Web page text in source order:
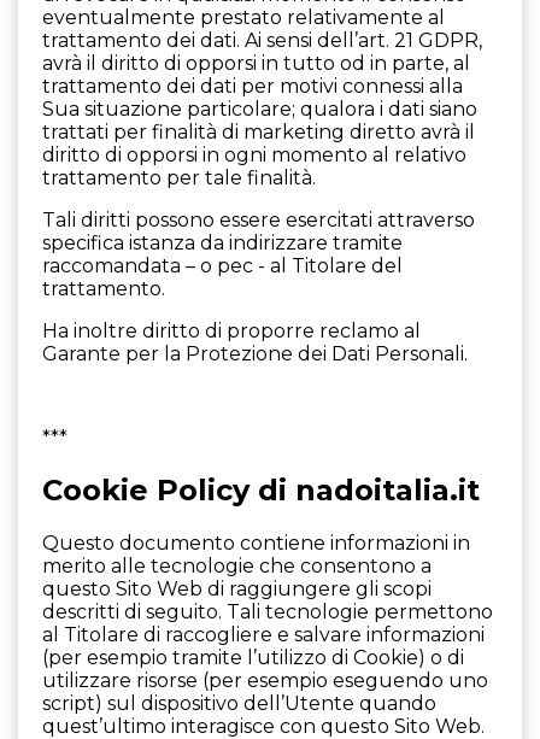
eventualmente prestato relativamente al
trattamento dei dati. Ai sensi dell’art. 21 GDPR,
avrà il diritto di opporsi in tutto od in parte, al
trattamento dei dati per motivi connessi alla
Sua situazione particolare; qualora i dati siano
trattati per finalità di marketing diretto avrà il
diritto di opporsi in ogni momento al relativo
trattamento per tale finalità.
Tali diritti possono essere esercitati attraverso
specifica istanza da indirizzare tramite
raccomandata – o pec - al Titolare del
trattamento.
Ha inoltre diritto di proporre reclamo al
Garante per la Protezione dei Dati Personali.
***
Cookie Policy di nadoitalia.it
Questo documento contiene informazioni in
merito alle tecnologie che consentono a
questo Sito Web di raggiungere gli scopi
descritti di seguito. Tali tecnologie permettono
al Titolare di raccogliere e salvare informazioni
(per esempio tramite l’utilizzo di Cookie) o di
utilizzare risorse (per esempio eseguendo uno
script) sul dispositivo dell’Utente quando
quest’ultimo interagisce con questo Sito Web.